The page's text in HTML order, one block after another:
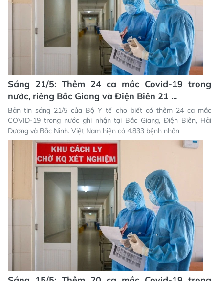
Sáng 21/5: Thêm 24 ca mắc Covid-19 trong
nước, riêng Bắc Giang và Điện Biên 21 ...
Bản tin sáng 21/5 của Bộ Y tế cho biết có thêm 24 ca mắc
COVID-19 trong nước ghi nhận tại Bắc Giang, Điện Biên, Hải
Dương và Bắc Ninh. Việt Nam hiện có 4.833 bệnh nhân